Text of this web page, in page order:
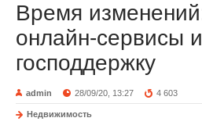
Время
онлайн-сервисы и
господдержку
admin 28/09/20, 13:27 4 603
Недвижимость